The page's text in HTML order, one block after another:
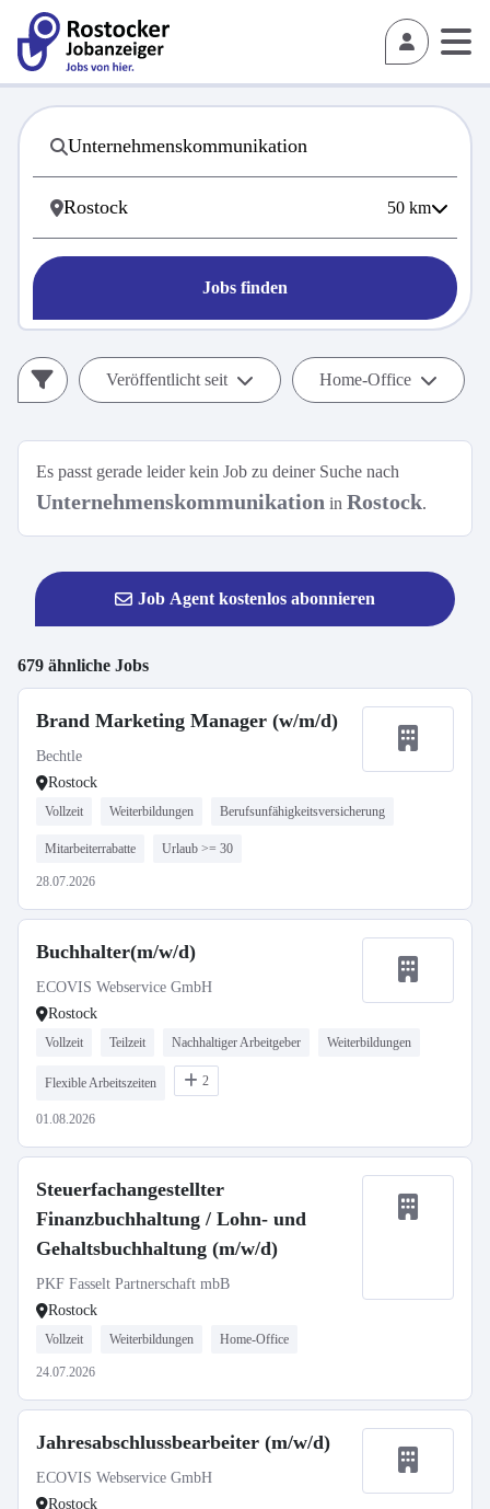
50 km
Jobs finden
Veröffentlicht seit Home-Office
Es passt gerade leider kein Job zu deiner Suche nach
Unternehmenskommunikation in Rostock.
Job Agent kostenlos abonnieren
679 ähnliche Jobs
Brand Marketing Manager (w/m/d)
Bechtle
Rostock
Vollzeit Weiterbildungen Berufsunfähigkeitsversicherung
Mitarbeiterrabatte Urlaub >= 30
28.07.2026
Buchhalter(m/w/d)
ECOVIS Webservice GmbH
Rostock
Vollzeit Teilzeit Nachhaltiger Arbeitgeber Weiterbildungen
Flexible Arbeitszeiten 2
01.08.2026
Steuerfachangestellter
Finanzbuchhaltung / Lohn- und
Gehaltsbuchhaltung (m/w/d)
PKF Fasselt Partnerschaft mbB
Rostock
Vollzeit Weiterbildungen Home-Office
24.07.2026
Jahresabschlussbearbeiter (m/w/d)
ECOVIS Webservice GmbH
Rostock